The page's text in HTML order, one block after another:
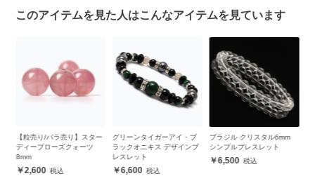
このアイテムを見た人はこんなアイテムを見ています
【粒売り/バラ売り】スター
ディープローズクォーツ
8mm
2,600
グリーンタイガーアイ・ブ
ラックオニキス デザインブ
レスレット
6,600
ブラジル クリスタル6mm
シンプルブレスレット
6,500